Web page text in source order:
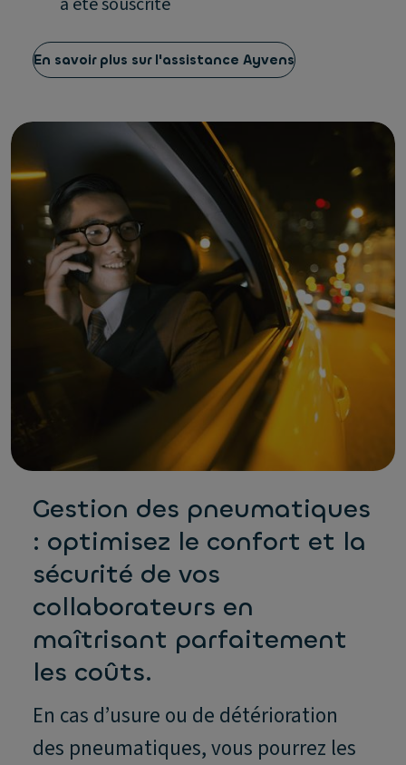
En savoir plus sur l'assistance Ayvens
Gestion des pneumatiques
: optimisez le confort et la
sécurité de vos
collaborateurs en
maîtrisant parfaitement
les coûts.
En cas d’usure ou de détérioration
des pneumatiques, vous pourrez les